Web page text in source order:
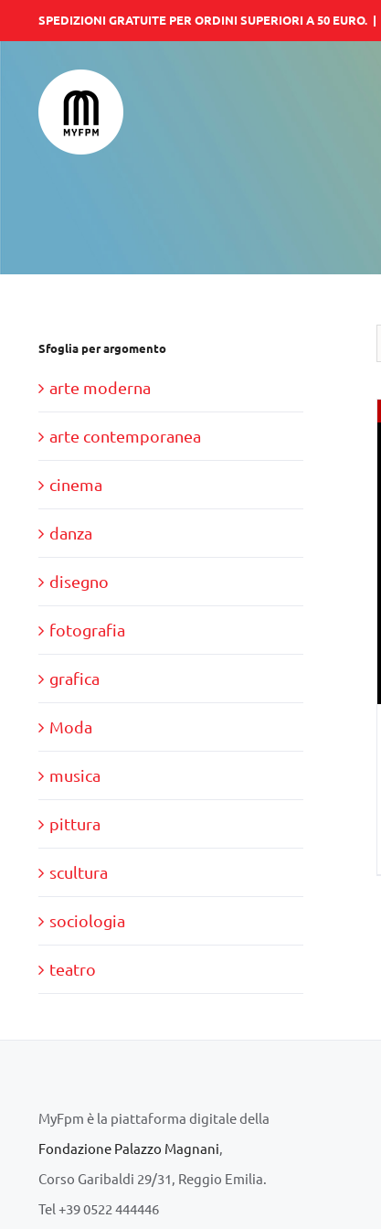
al
contenuto
SPEDIZIONI GRATUITE PER ORDINI SUPERIORI A 50 EURO. |
Sfoglia per argomento
arte moderna
arte contemporanea
cinema
danza
disegno
fotografia
grafica
Moda
musica
pittura
scultura
sociologia
teatro
MyFpm è la piattaforma digitale della
Fondazione Palazzo Magnani
Corso Garibaldi 29/31, Reggio Emilia.
Tel +39 0522 444446